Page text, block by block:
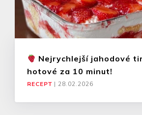
Nejrychlejší jahodové
hotové za 10 minut!
RECEPT | 28.02.2026